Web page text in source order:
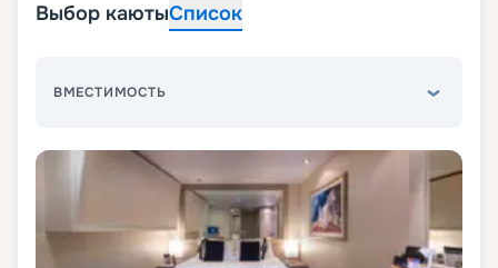
Выбор каютыСписок
ВМЕСТИМОСТЬ